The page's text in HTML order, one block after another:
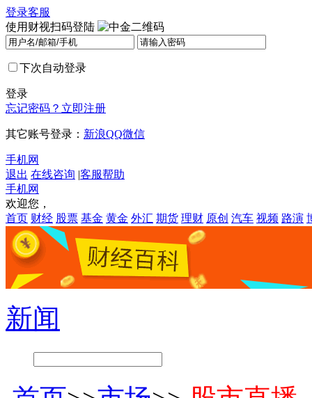
登录客服
使用财视扫码登陆
下次自动登录
登录
忘记密码？ 立即注册
其它账号登录： 新浪QQ微信
手机网
退出 在线咨询 |客服帮助
手机网
欢迎您，
首页 财经 股票 基金 黄金 外汇 期货 理财 原创 汽车 视频 路演
新闻